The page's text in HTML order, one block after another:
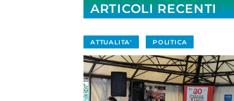
ARTICOLI RECENTI
ATTUALITA' POLITICA